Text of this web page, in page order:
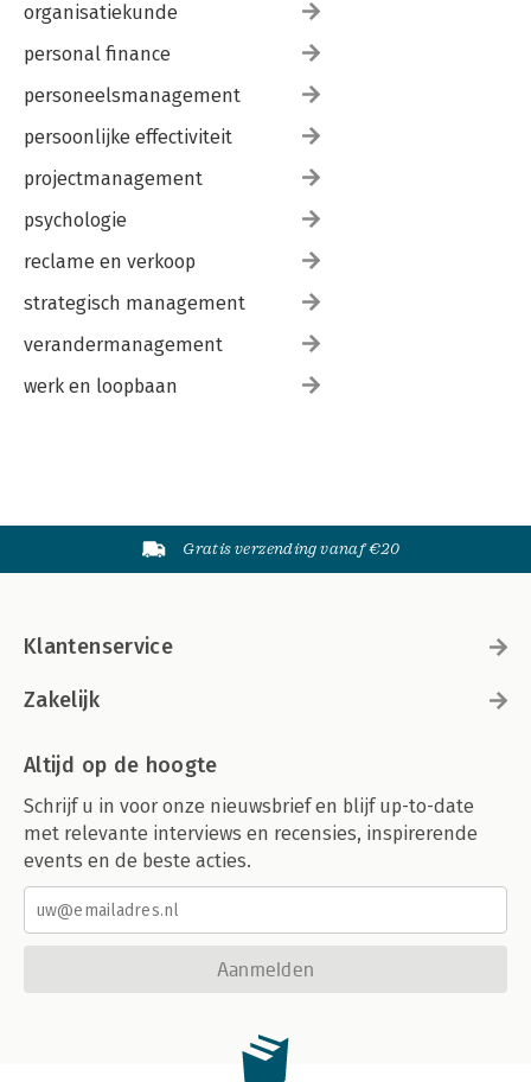
organisatiekunde
personal finance
personeelsmanagement
persoonlijke effectiviteit
projectmanagement
psychologie
reclame en verkoop
strategisch management
verandermanagement
werk en loopbaan
Gratis verzending vanaf €20
Klantenservice
Zakelijk
Altijd op de hoogte
Schrijf u in voor onze nieuwsbrief en blijf up-to-date
met relevante interviews en recensies, inspirerende
events en de beste acties.
Aanmelden